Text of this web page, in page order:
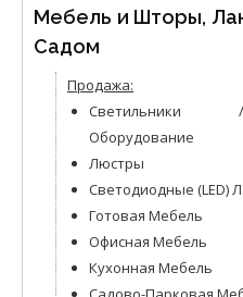
Мебель и Шторы,
Садом
Продажа:
Светильники
Оборудование
Люстры
Светодиодные (LED)
Готовая Мебель
Офисная Мебель
Кухонная Мебель